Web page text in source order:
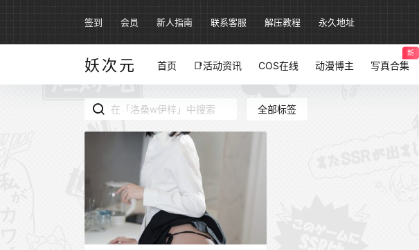
签到 会员 新人指南 联系客服 解压教程 永久地址
妖次元 首页 📑活动资讯 COS在线 动漫博主 写真合集
新
全部标签